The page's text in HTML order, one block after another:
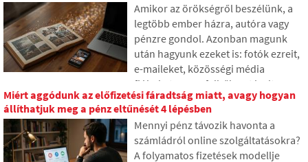
rövidítés, hogyan működik, miért
tárolják az internetes tartalmat
különböző helyeken világszerte, és
miért nehéz ma elképzelni az
internetet nélküle.
Amikor az örökségről beszélünk, a
legtöbb ember házra, autóra vagy
pénzre gondol. Azonban magunk
után hagyunk ezeket is: fotók ezreit,
e-maileket, közösségi média
fiókokat vagy a felhőben tárolt
adatokat. Mi történik ezekkel
halálunk után, és ki férhet hozzájuk?
A cikkben megnézzük, hogyan
működik a digitális örökség, miért
lehetnek a hátrahagyottaknak
Miért aggódunk az előfizetési fáradtság miatt, avagy hogyan
állíthatjuk meg a pénz eltűnését 4 lépésben
Mennyi pénz távozik havonta a
számládról online szolgáltatásokra?
A folyamatos fizetések modellje